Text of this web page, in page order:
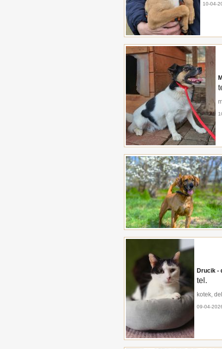
10-04-
Drucik -
tel.
kotek,
09-04-